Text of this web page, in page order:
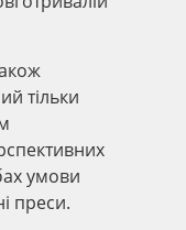
тільки
умови
преси.